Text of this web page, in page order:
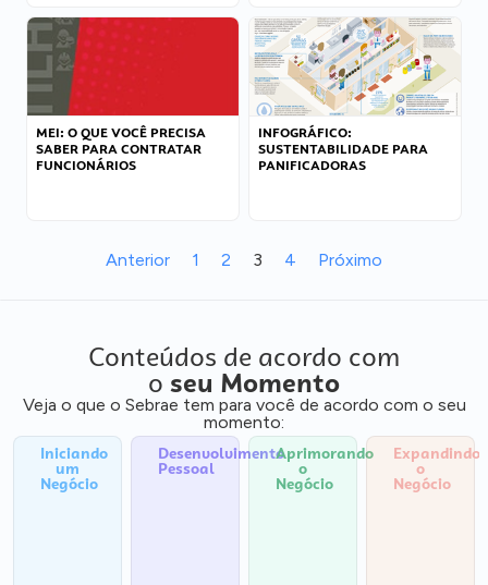
MEI: O QUE VOCÊ PRECISA
SABER PARA CONTRATAR
FUNCIONÁRIOS
INFOGRÁFICO:
SUSTENTABILIDADE PARA
PANIFICADORAS
Anterior 1 2 3 4 Próximo
Conteúdos de acordo com
o seu Momento
Veja o que o Sebrae tem para você de acordo com o seu
momento:
Iniciando
um
Negócio
Desenvolvimento
Pessoal
Aprimorando
o
Negócio
Expandindo
o
Negócio